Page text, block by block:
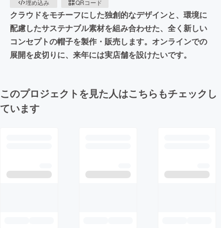
埋め込み
QRコード
クラウドをモチーフにした独創的なデザインと、環境に
配慮したサステナブル素材を組み合わせた、全く新しい
コンセプトの帽子を製作・販売します。オンラインでの
展開を皮切りに、来年には実店舗を設けたいです。
このプロジェクトを見た人はこちらもチェックし
ています